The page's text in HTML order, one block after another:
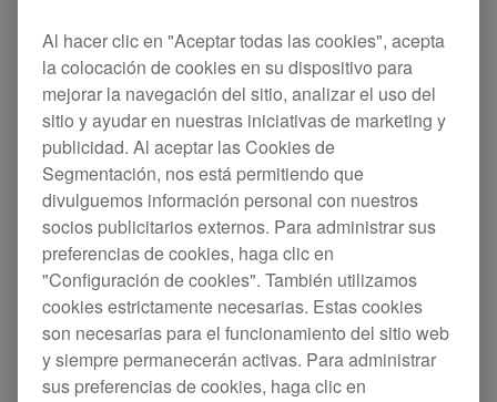
7 enero, 2026
Firmware del CDJ-3000 versión 3.30: aviso
importante
Filters
NUEVO
Al hacer clic en "Aceptar todas las cookies", acepta
la colocación de cookies en su dispositivo para
mejorar la navegación del sitio, analizar el uso del
sitio y ayudar en nuestras iniciativas de marketing y
publicidad. Al aceptar las Cookies de
Segmentación, nos está permitiendo que
divulguemos información personal con nuestros
socios publicitarios externos. Para administrar sus
preferencias de cookies, haga clic en
"Configuración de cookies". También utilizamos
cookies estrictamente necesarias. Estas cookies
son necesarias para el funcionamiento del sitio web
y siempre permanecerán activas. Para administrar
sus preferencias de cookies, haga clic en